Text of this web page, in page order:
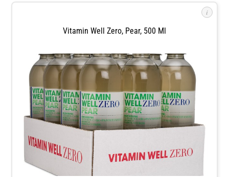
i
Vitamin Well Zero, Pear, 500 Ml